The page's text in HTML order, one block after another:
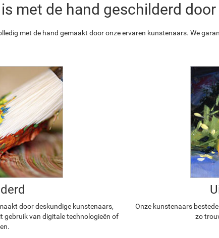
met de hand geschilderd
met de hand gemaakt door onze ervaren kunstenaars. We
door deskundige kunstenaars,
gebruik van digitale technologieën of
Onze kunstenaars
zo